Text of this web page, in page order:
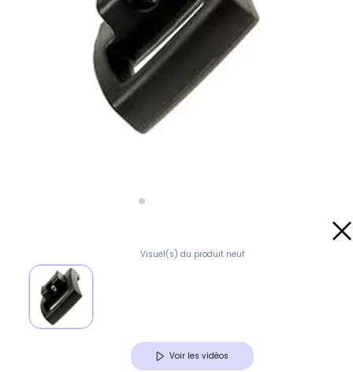
Visuel(s) du produit neuf
Voir les vidéos